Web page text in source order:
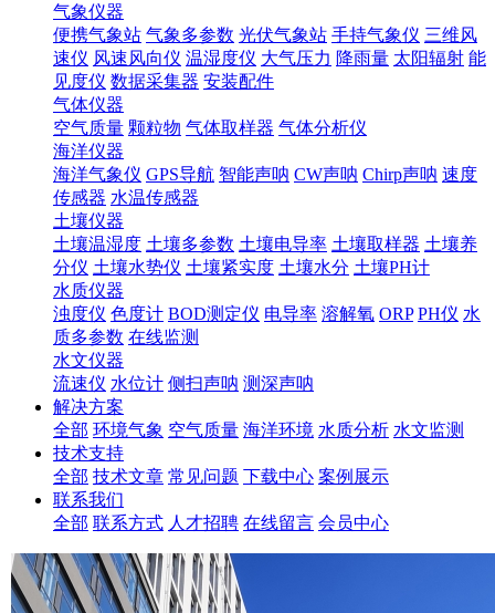
气象仪器
便携气象站 气象多参数 光伏气象站 手持气象仪 三维风
速仪 风速风向仪 温湿度仪 大气压力 降雨量 太阳辐射 能
见度仪 数据采集器 安装配件
气体仪器
空气质量 颗粒物 气体取样器 气体分析仪
海洋仪器
海洋气象仪 GPS导航 智能声呐 CW声呐 Chirp声呐 速度
传感器 水温传感器
土壤仪器
土壤温湿度 土壤多参数 土壤电导率 土壤取样器 土壤养
分仪 土壤水势仪 土壤紧实度 土壤水分 土壤PH计
水质仪器
浊度仪 色度计 BOD测定仪 电导率 溶解氧 ORP PH仪 水
质多参数 在线监测
水文仪器
流速仪 水位计 侧扫声呐 测深声呐
解决方案
全部 环境气象 空气质量 海洋环境 水质分析 水文监测
技术支持
全部 技术文章 常见问题 下载中心 案例展示
联系我们
全部 联系方式 人才招聘 在线留言 会员中心